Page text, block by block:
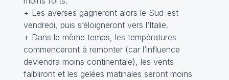
+ Les averses gagneront alors le Sud-est
vendredi, puis s’éloigneront vers l’Italie.
+ Dans le même temps, les températures
commenceront à remonter (car l’influence
deviendra moins continentale), les vents
faibliront et les gelées matinales seront moins